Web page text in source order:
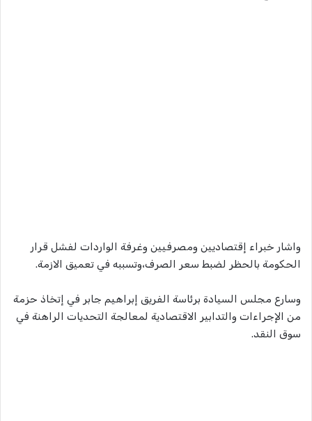
واشار خبراء إقتصاديين ومصرفيين وغرفة الواردات لفشل قرار
الحكومة بالحظر لضبط سعر الصرف،وتسببه في تعميق الازمة.
وسارع مجلس السيادة برئاسة الفريق إبراهيم جابر في إتخاذ حزمة
من الإجراءات والتدابير الاقتصادية لمعالجة التحديات الراهنة في
سوق النقد.